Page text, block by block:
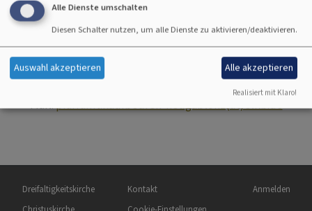
BildrechteJana Tröbner-Schmid
Jana Tröbner-Schmid
- Sekretärin
Mail:pfarramt.kaufbeuren-neugablonz(at)elkb.de
Hauptnavigation
Dreifaltigkeitskirche
Fußbereichsmenü
Kontakt
Anmelden
Alle Dienste umschalten
Diesen Schalter nutzen, um alle Dienste zu aktivieren/deaktivieren.
Auswahl akzeptieren Alle akzeptieren
Realisiert mit Klaro!